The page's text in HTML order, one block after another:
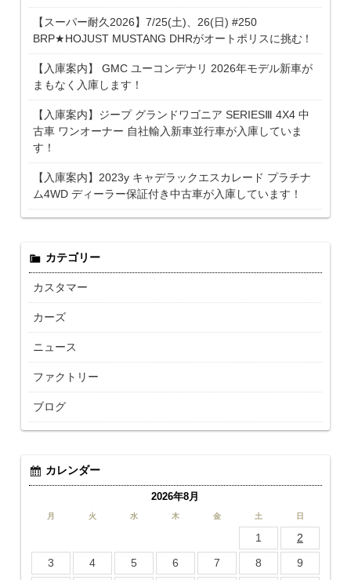
【スーパー耐久2026】7/25(土)、26(日) #250
BRP★HOJUST MUSTANG DHRがオートポリスに挑む！
【入庫案内】 GMC ユーコンデナリ 2026年モデル新車が
まもなく入庫します！
【入庫案内】ジープ グランドワゴニア SERIESⅢ 4X4 中
古車 ワンオーナー 自社輸入新車並行車が入庫していま
す！
【入庫案内】2023y キャデラックエスカレード プラチナ
ム4WD ディーラー保証付き中古車が入庫しています！
カテゴリー
カスタマー
カーズ
ニュース
ファクトリー
ブログ
カレンダー
2026年8月
月 火 水 木 金 土 日
1
2
3
4 5 6 7 8
9